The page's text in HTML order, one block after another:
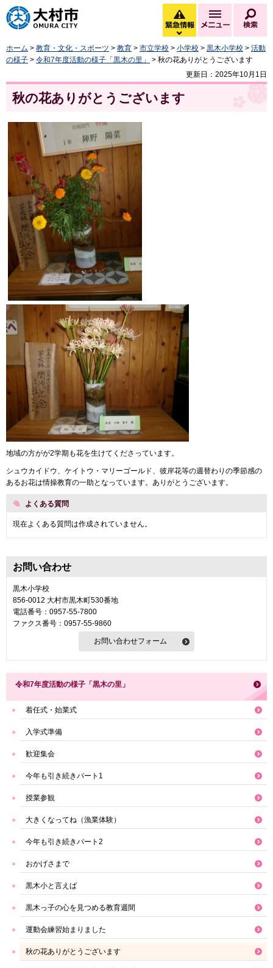
大村市
緊急情報
緊急情報を開く
メニュー
ホーム > 教育・文化・スポーツ > 教育 > 市立学校 > 小学校 > 黒木小学校 > 活動
の様子 > 令和7年度活動の様子「黒木の里」
> 秋の花ありがとうございます
更新日：2025年10月1日
秋の花ありがとうございます
地域の方がが2学期も花を生けてくださっています。
シュウカイドウ、ケイトウ・マリーゴールド、彼岸花等の週替わりの季節感の
あるお花は情操教育の一助となっています。ありがとうございます。
よくある質問
現在よくある質問は作成されていません。
お問い合わせ
黒木小学校
856-0012 大村市黒木町530番地
電話番号：0957-55-7800
ファクス番号：0957-55-9860
令和7年度活動の様子「黒木の里」
着任式・始業式
入学式準備
歓迎集会
今年も引き続きパート1
授業参観
大きくなってね（漁業体験）
今年も引き続きパート2
おかげさまで
黒木小と言えば
黒木っ子の心を見つめる教育週間
運動会練習始まりました
秋の花ありがとうございます